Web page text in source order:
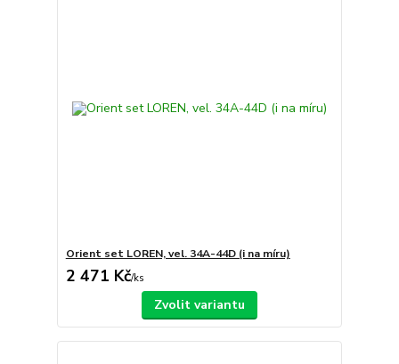
Orient set LOREN, vel. 34A-44D (i na míru)
2 471 Kč/ks
Zvolit variantu